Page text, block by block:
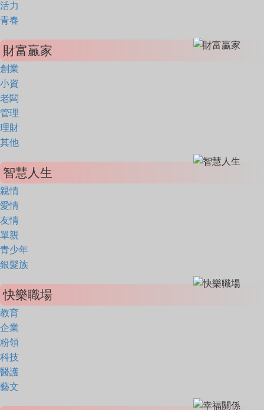
活力
青春
財富贏家
創業
小資
老闆
管理
理財
其他
智慧人生
親情
愛情
友情
單親
青少年
銀髮族
快樂職場
教育
企業
粉領
科技
醫護
藝文